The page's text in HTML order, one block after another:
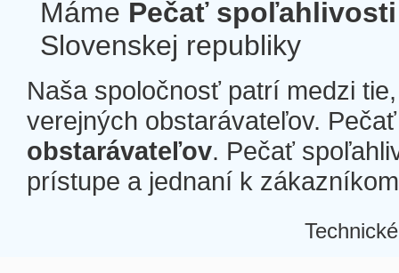
Máme Pečať spoľahlivosti
Slovenskej republiky
Naša spoločnosť patrí medzi
verejných obstarávateľov.
obstarávateľov. Pečať
prístupe a jednaní k